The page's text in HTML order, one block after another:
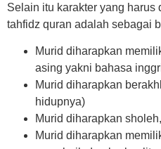
Selain itu karakter yang
tahfidz quran adalah sebagai
Murid diharapkan
asing yakni bahasa
Murid diharapkan
hidupnya)
Murid diharapkan
Murid diharapkan